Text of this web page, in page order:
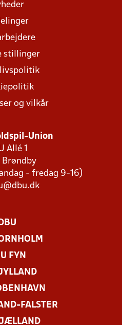
stillinger
og vilkår
Union
Allé 1
- fredag 9-16)
DBU
FYN
FALSTER